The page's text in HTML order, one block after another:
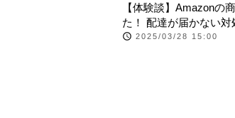
【体験談】Amazonの
た！ 配達が届かない対
2025/03/28 15:00